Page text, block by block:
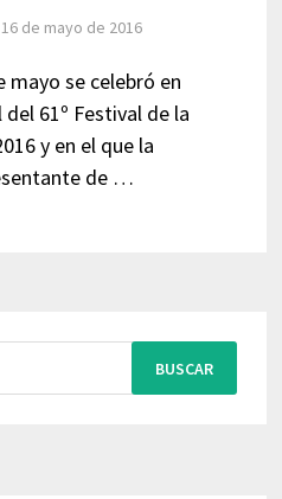
16 de mayo de 2016
mayo se celebró en
61º Festival de la
y en el que la
de …